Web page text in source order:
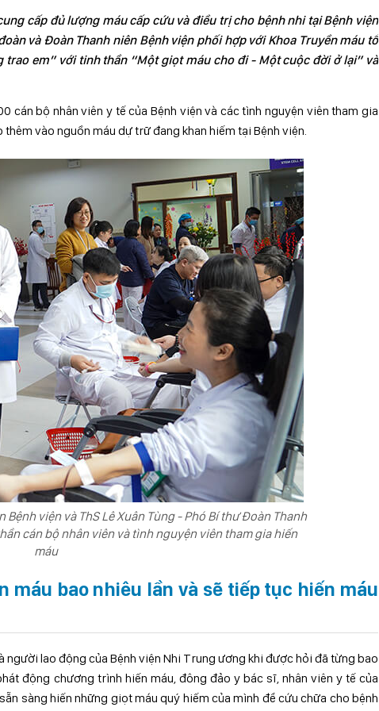
cấp đủ lượng máu cấp cứu và điều trị cho bệnh nhi tại Bệnh viện
và Đoàn Thanh niên Bệnh viện phối hợp với Khoa Truyền máu tổ
em” với tinh thần “Một giọt máu cho đi - Một cuộc đời ở lại” và
cán bộ nhân viên y tế của Bệnh viện và các tình nguyện viên tham gia
vào nguồn máu dự trữ đang khan hiếm tại Bệnh viện.
Bệnh viện và ThS Lê Xuân Tùng - Phó Bí thư Đoàn Thanh
cán bộ nhân viên và tình nguyện viên tham gia hiến
máu
bao nhiêu lần và sẽ tiếp tục hiến máu
người lao động của Bệnh viện Nhi Trung ương khi được hỏi đã từng bao
động chương trình hiến máu, đông đảo y bác sĩ, nhân viên y tế của
sàng hiến những giọt máu quý hiếm của mình để cứu chữa cho bệnh